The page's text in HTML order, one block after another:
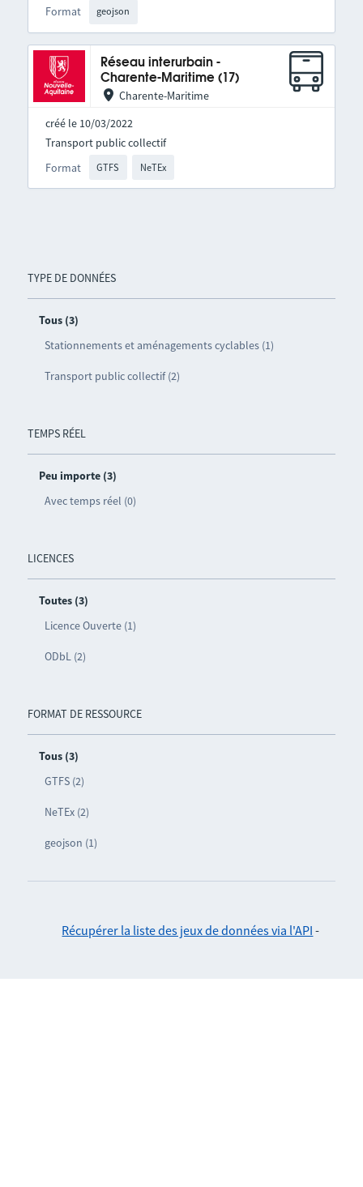
TYPE DE DONNÉES
Tous (3)
Stationnements et aménagements cyclables (1)
Transport public collectif (2)
TEMPS RÉEL
Peu importe (3)
Avec temps réel (0)
LICENCES
Toutes (3)
Licence Ouverte (1)
ODbL (2)
FORMAT DE RESSOURCE
Tous (3)
GTFS (2)
NeTEx (2)
geojson (1)
Format geojson
Réseau interurbain -
Charente-Maritime (17)
Charente-Maritime
créé le 10/03/2022
Format GTFS NeTEx
Transport public collectif
Récupérer la liste des jeux de données via l'API -